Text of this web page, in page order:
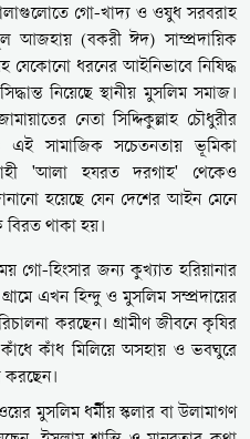
গো-খাদ্য ও ওষুধ সরবরাহ
আজহায় (বকরী ঈদ) সাম্প্রদায়িক
যেকোনো ধরনের আইনিভাবে নিষিদ্ধ
নিয়েছে স্থানীয় মুসলিম সমাজ।
নেতা সিদ্দিকুল্লাহ চৌধুরীর
এই সামাজিক সচেতনতায় ভূমিকা
'আলা হযরত দরগাহ' থেকেও
হয়েছে যেন দেশের আইন মেনে
বিরত থাকা হয়।
গো-হিংসার জন্য কুখ্যাত হরিয়ানার
এখন হিন্দু ও মুসলিম সম্প্রদায়ের
করছেন। গ্রামীণ জীবনে কৃষির
কাঁধ মিলিয়ে অসহায় ও ভবঘুরে
করছেন।
মুসলিম ধর্মীয় স্কলার বা উলামাগণ